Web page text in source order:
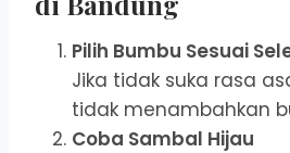
Pilih Bumbu Sesuai
Jika tidak suka rasa
tidak menambahkan
Coba Sambal Hijau